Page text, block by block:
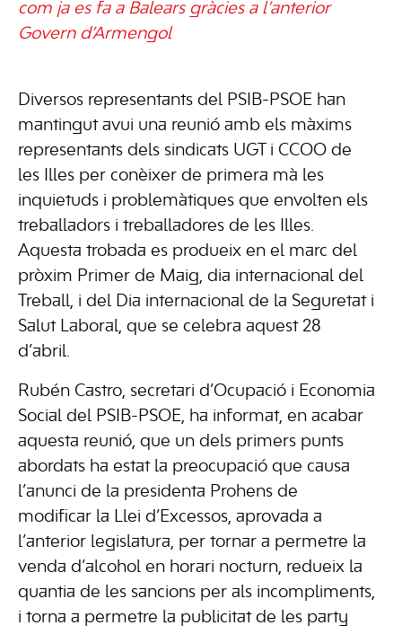
com ja es fa a Balears gràcies a l’anterior
Govern d’Armengol
Diversos representants del PSIB-PSOE han
mantingut avui una reunió amb els màxims
representants dels sindicats UGT i CCOO de
les Illes per conèixer de primera mà les
inquietuds i problemàtiques que envolten els
treballadors i treballadores de les Illes.
Aquesta trobada es produeix en el marc del
pròxim Primer de Maig, dia internacional del
Treball, i del Dia internacional de la Seguretat i
Salut Laboral, que se celebra aquest 28
d’abril.
Rubén Castro, secretari d’Ocupació i Economia
Social del PSIB-PSOE, ha informat, en acabar
aquesta reunió, que un dels primers punts
abordats ha estat la preocupació que causa
l’anunci de la presidenta Prohens de
modificar la Llei d’Excessos, aprovada a
l’anterior legislatura, per tornar a permetre la
venda d’alcohol en horari nocturn, redueix la
quantia de les sancions per als incompliments,
i torna a permetre la publicitat de les party